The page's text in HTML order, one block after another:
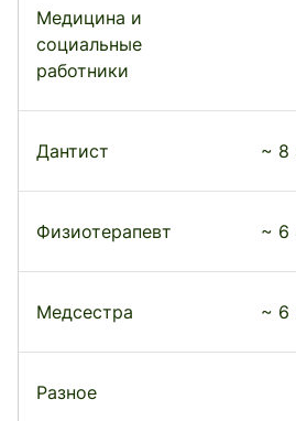
Медицина и
социальные
работники
Дантист ~ 8
Физиотерапевт ~ 6
Медсестра ~ 6
Разное